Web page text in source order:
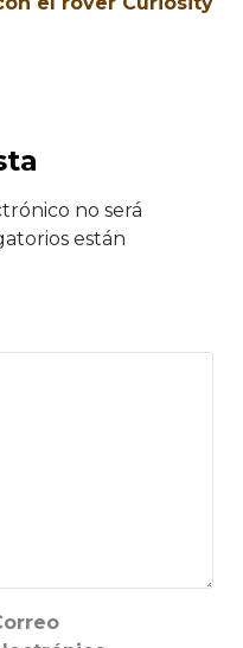
no será
están